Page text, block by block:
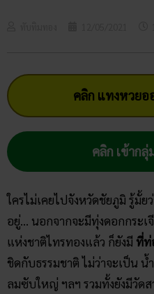
คลิก แทงหวยอ
คลิก เข้ากลุ่
ใครไม่เคยไปจังหวัดชัยภูมิ รู้มั้
อยู่… นอกจากจะมีทุ่งดอกกระ
แห่งชาติไทรทองแล้ว ก็ยังมี ที่ท่
ชิดกับธรรมชาติ ไม่ว่าจะเป็น
ลมซับใหญ่ ฯลฯ รวมทั้งยังมีวัดส